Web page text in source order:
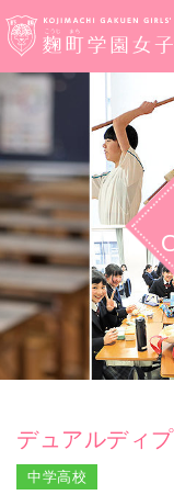
デュアルディ
中学高校